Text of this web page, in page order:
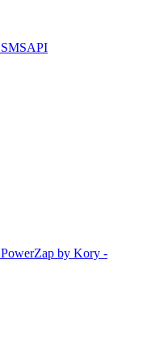
SMSAPI
PowerZap by Kory -